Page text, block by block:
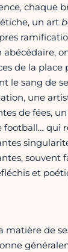
chaque
un art
abécédaire,
de la place
le sang de
une
de fées,
football… qui
souvent
et
matière de